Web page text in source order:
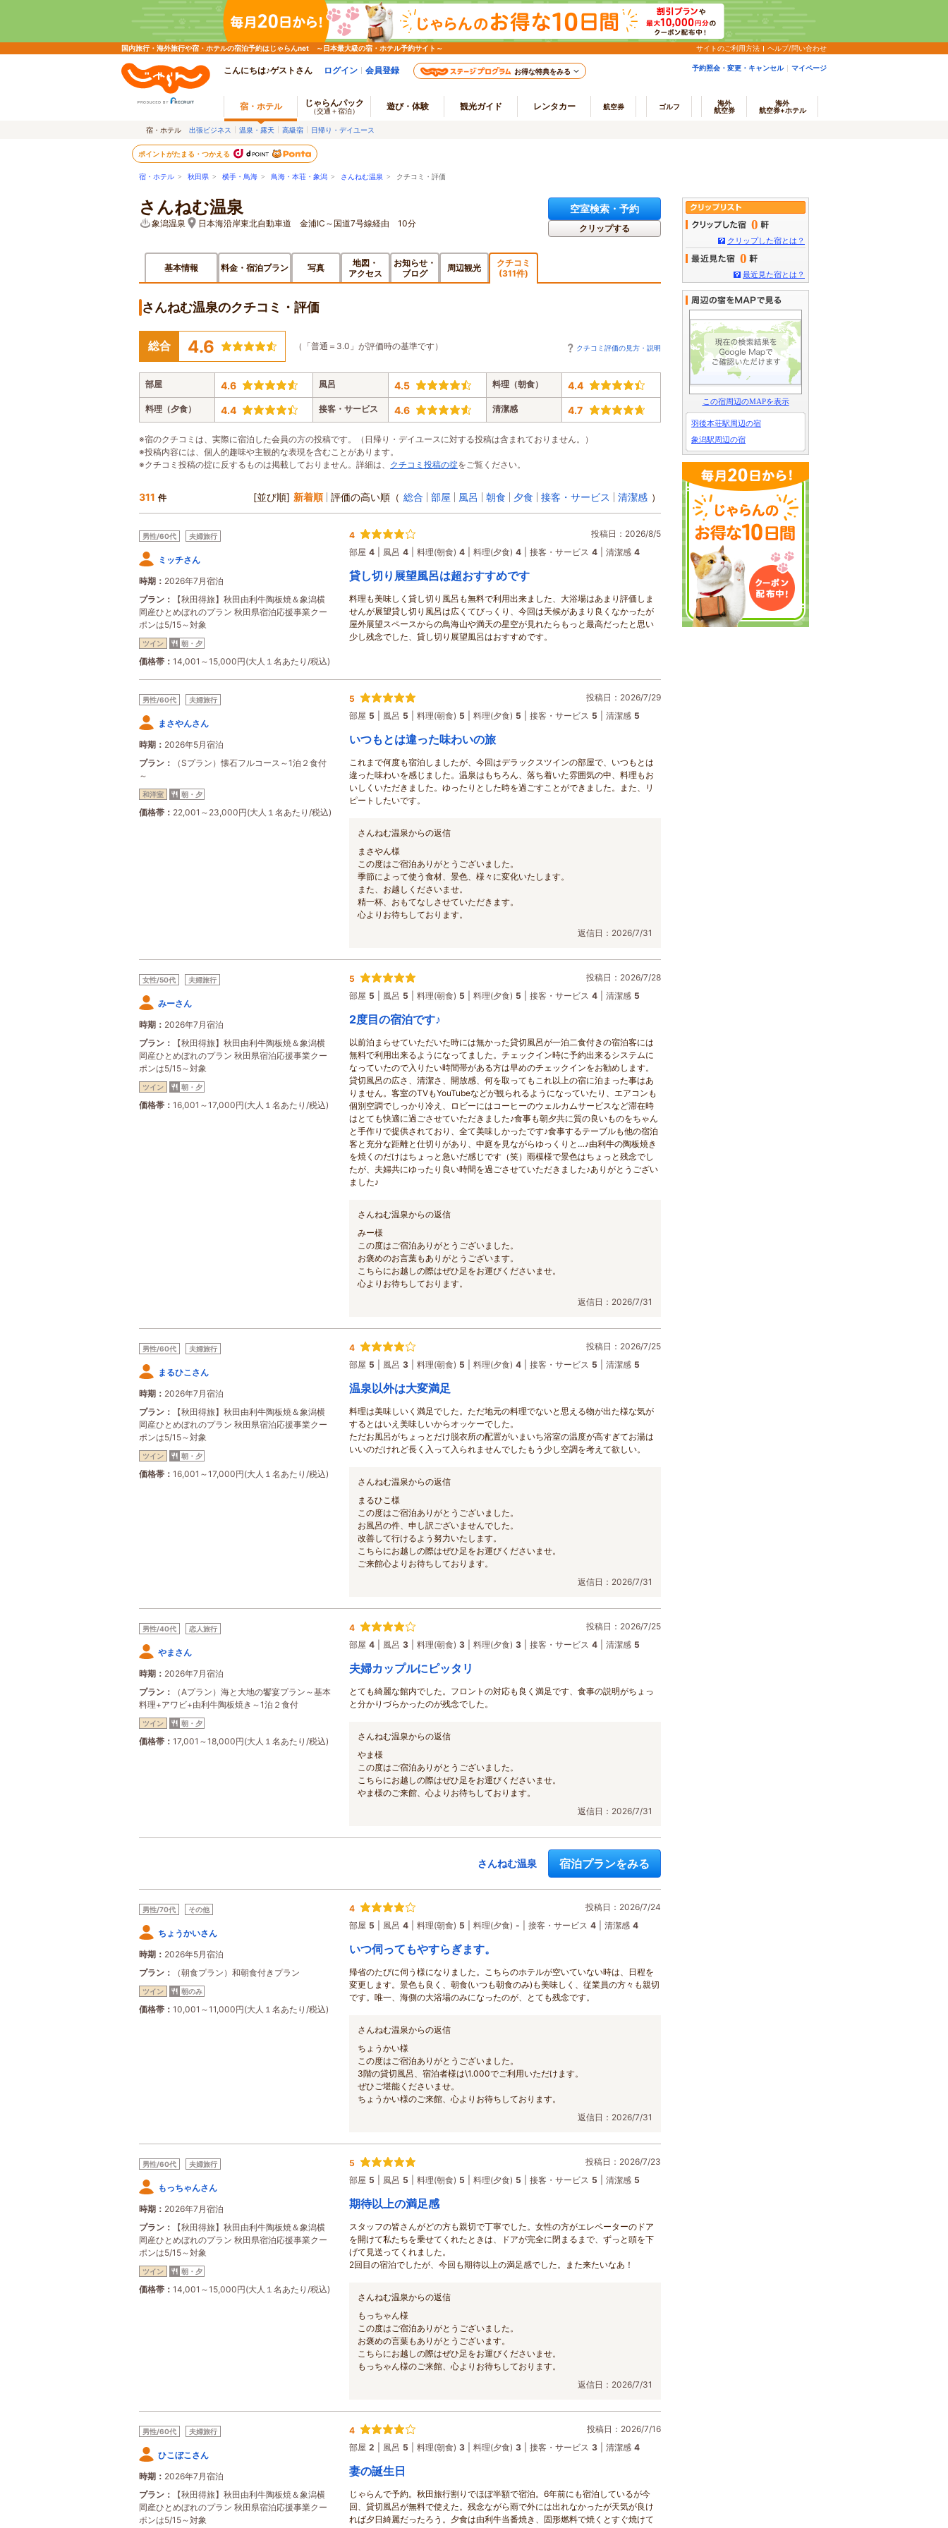
国内旅行・海外旅行や宿・ホテルの宿泊予約はじゃらんnet ～日本最大級の宿・ホテル予約サイト～ サイトのご利用方法 ヘルプ/問い合わせ
こんにちは♪ゲストさん ログイン 会員登録 お得な特典をみる 予約照会・変更・キャンセル マイページ
宿・ホテル じゃらんパック
（交通＋宿泊） 遊び・体験 観光ガイド レンタカー 航空券 ゴルフ
海外
航空券
海外
航空券+ホテル
宿・ホテル 出張ビジネス 温泉・露天 高級宿 日帰り・デイユース
ポイントがたまる・つかえる
宿・ホテル > 秋田県 > 横手・鳥海 > 鳥海・本荘・象潟 > さんねむ温泉 > クチコミ・評価
さんねむ温泉
象潟温泉 日本海沿岸東北自動車道 金浦IC～国道7号線経由 10分
空室検索・予約
クリップする
基本情報 料金・宿泊プラン 写真
地図・
アクセス
お知らせ・
ブログ
周辺観光
クチコミ
(311件)
さんねむ温泉のクチコミ・評価
総合 4.6 （「普通＝3.0」が評価時の基準です） クチコミ評価の見方・説明
部屋 4.6 風呂 4.5 料理（朝食） 4.4
料理（夕食） 4.4 接客・サービス 4.6 清潔感 4.7
※宿のクチコミは、実際に宿泊した会員の方の投稿です。（日帰り・デイユースに対する投稿は含まれておりません。）
※投稿内容には、個人的趣味や主観的な表現を含むことがあります。
※クチコミ投稿の掟に反するものは掲載しておりません。詳細は、 クチコミ投稿の掟をご覧ください。
311 件 [並び順] 新着順 評価の高い順 （ 総合 部屋 風呂 朝食 夕食 接客・サービス 清潔感 ）
男性/60代 夫婦旅行
ミッチさん
時期
2026年7月宿泊
プラン
【秋田得旅】秋田由利牛陶板焼＆象潟横
岡産ひとめぼれのプラン 秋田県宿泊応援事業クー
ポンは5/15～対象
ツイン 朝・夕
価格帯 14,001～15,000円(大人１名あたり/税込)
4
投稿日：2026/8/5
部屋 4 風呂 4 料理(朝食) 4 料理(夕食) 4 接客・サービス 4 清潔感 4
貸し切り展望風呂は超おすすめです
料理も美味しく貸し切り風呂も無料で利用出来ました、大浴場はあまり評価しま
せんが展望貸し切り風呂は広くてびっくり、今回は天候があまり良くなかったが
屋外展望スペースからの鳥海山や満天の星空が見れたらもっと最高だったと思い
少し残念でした、貸し切り展望風呂はおすすめです。
男性/60代 夫婦旅行
まさやんさん
時期
2026年5月宿泊
プラン
（Sプラン）懐石フルコース～1泊２食付
～
和洋室 朝・夕
価格帯 22,001～23,000円(大人１名あたり/税込)
5
投稿日：2026/7/29
部屋 5 風呂 5 料理(朝食) 5 料理(夕食) 5 接客・サービス 5 清潔感 5
いつもとは違った味わいの旅
これまで何度も宿泊しましたが、今回はデラックスツインの部屋で、いつもとは
違った味わいを感じました。温泉はもちろん、落ち着いた雰囲気の中、料理もお
いしくいただきました。ゆったりとした時を過ごすことができました。また、リ
ピートしたいです。
さんねむ温泉からの返信
まさやん様
この度はご宿泊ありがとうございました。
季節によって使う食材、景色、様々に変化いたします。
また、お越しくださいませ。
精一杯、おもてなしさせていただきます。
心よりお待ちしております。
返信日：2026/7/31
女性/50代 夫婦旅行
みーさん
時期
2026年7月宿泊
プラン
【秋田得旅】秋田由利牛陶板焼＆象潟横
岡産ひとめぼれのプラン 秋田県宿泊応援事業クー
ポンは5/15～対象
ツイン 朝・夕
価格帯 16,001～17,000円(大人１名あたり/税込)
5
投稿日：2026/7/28
部屋 5 風呂 5 料理(朝食) 5 料理(夕食) 5 接客・サービス 4 清潔感 5
2度目の宿泊です♪
以前泊まらせていただいた時には無かった貸切風呂が一泊二食付きの宿泊客には
無料で利用出来るようになってました。チェックイン時に予約出来るシステムに
なっていたので入りたい時間帯がある方は早めのチェックインをお勧めします。
貸切風呂の広さ、清潔さ、開放感、何を取ってもこれ以上の宿に泊まった事はあ
りません。客室のTVもYouTubeなどが観られるようになっていたり、エアコンも
個別空調でしっかり冷え、ロビーにはコーヒーのウェルカムサービスなど滞在時
はとても快適に過ごさせていただきました♪食事も朝夕共に質の良いものをちゃん
と手作りで提供されており、全て美味しかったです♪食事するテーブルも他の宿泊
客と充分な距離と仕切りがあり、中庭を見ながらゆっくりと…♪由利牛の陶板焼き
を焼くのだけはちょっと急いだ感じです（笑）雨模様で景色はちょっと残念でし
たが、夫婦共にゆったり良い時間を過ごさせていただきました♪ありがとうござい
ました♪
さんねむ温泉からの返信
みー様
この度はご宿泊ありがとうございました。
お褒めのお言葉もありがとうございます。
こちらにお越しの際はぜひ足をお運びくださいませ。
心よりお待ちしております。
返信日：2026/7/31
男性/60代 夫婦旅行
まるひこさん
時期
2026年7月宿泊
プラン
【秋田得旅】秋田由利牛陶板焼＆象潟横
岡産ひとめぼれのプラン 秋田県宿泊応援事業クー
ポンは5/15～対象
ツイン 朝・夕
価格帯 16,001～17,000円(大人１名あたり/税込)
4
投稿日：2026/7/25
部屋 5 風呂 3 料理(朝食) 5 料理(夕食) 4 接客・サービス 5 清潔感 5
温泉以外は大変満足
料理は美味しいく満足でした。ただ地元の料理でないと思える物が出た様な気が
するとはいえ美味しいからオッケーでした。
ただお風呂がちょっとだけ脱衣所の配置がいまいち浴室の温度が高すぎてお湯は
いいのだけれど長く入って入られませんでしたもう少し空調を考えて欲しい。
さんねむ温泉からの返信
まるひこ様
この度はご宿泊ありがとうございました。
お風呂の件、申し訳ございませんでした。
改善して行けるよう努力いたします。
こちらにお越しの際はぜひ足をお運びくださいませ。
ご来館心よりお待ちしております。
返信日：2026/7/31
男性/40代 恋人旅行
やまさん
時期
2026年7月宿泊
プラン
（Aプラン）海と大地の饗宴プラン～基本
料理+アワビ+由利牛陶板焼き～1泊２食付
ツイン 朝・夕
価格帯 17,001～18,000円(大人１名あたり/税込)
4
投稿日：2026/7/25
部屋 4 風呂 3 料理(朝食) 3 料理(夕食) 3 接客・サービス 4 清潔感 5
夫婦カップルにピッタリ
とても綺麗な館内でした。フロントの対応も良く満足です、食事の説明がちょっ
と分かりづらかったのが残念でした。
さんねむ温泉からの返信
やま様
この度はご宿泊ありがとうございました。
こちらにお越しの際はぜひ足をお運びくださいませ。
やま様のご来館、心よりお待ちしております。
返信日：2026/7/31
さんねむ温泉 宿泊プランをみる
男性/70代 その他
ちょうかいさん
時期
2026年5月宿泊
プラン
（朝食プラン）和朝食付きプラン
ツイン 朝のみ
価格帯 10,001～11,000円(大人１名あたり/税込)
4
投稿日：2026/7/24
部屋 5 風呂 4 料理(朝食) 5 料理(夕食) - 接客・サービス 4 清潔感 4
いつ伺ってもやすらぎます。
帰省のたびに伺う様になりました。こちらのホテルが空いていない時は、日程を
変更します。景色も良く、朝食(いつも朝食のみ)も美味しく、従業員の方々も親切
です。唯一、海側の大浴場のみになったのが、とても残念です。
さんねむ温泉からの返信
ちょうかい様
この度はご宿泊ありがとうございました。
3階の貸切風呂、宿泊者様は\1.000でご利用いただけます。
ぜひご堪能くださいませ。
ちょうかい様のご来館、心よりお待ちしております。
返信日：2026/7/31
男性/60代 夫婦旅行
もっちゃんさん
時期
2026年7月宿泊
プラン
【秋田得旅】秋田由利牛陶板焼＆象潟横
岡産ひとめぼれのプラン 秋田県宿泊応援事業クー
ポンは5/15～対象
ツイン 朝・夕
価格帯 14,001～15,000円(大人１名あたり/税込)
5
投稿日：2026/7/23
部屋 5 風呂 5 料理(朝食) 5 料理(夕食) 5 接客・サービス 5 清潔感 5
期待以上の満足感
スタッフの皆さんがどの方も親切で丁寧でした。女性の方がエレベーターのドア
を開けて私たちを乗せてくれたときは、ドアが完全に閉まるまで、ずっと頭を下
げて見送ってくれました。
2回目の宿泊でしたが、今回も期待以上の満足感でした。また来たいなあ！
さんねむ温泉からの返信
もっちゃん様
この度はご宿泊ありがとうございました。
お褒めの言葉もありがとうございます。
こちらにお越しの際はぜひ足をお運びくださいませ。
もっちゃん様のご来館、心よりお待ちしております。
返信日：2026/7/31
男性/60代 夫婦旅行
ひこぼこさん
時期
2026年7月宿泊
プラン
【秋田得旅】秋田由利牛陶板焼＆象潟横
岡産ひとめぼれのプラン 秋田県宿泊応援事業クー
ポンは5/15～対象
4
投稿日：2026/7/16
部屋 2 風呂 5 料理(朝食) 3 料理(夕食) 3 接客・サービス 3 清潔感 4
妻の誕生日
じゃらんで予約。秋田旅行割りでほぼ半額で宿泊。6年前にも宿泊しているが今
回、貸切風呂が無料で使えた。残念ながら雨で外には出れなかったが天気が良け
れば夕日綺麗だったろう。夕食は由利牛当番焼き、固形燃料で焼くとすぐ焼けて
0
クリップした宿とは？
0
最近見た宿とは？
この宿周辺のMAPを表示
羽後本荘駅周辺の宿
象潟駅周辺の宿